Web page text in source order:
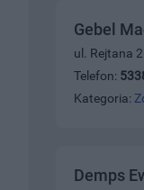
Gebel
ul. Rejtana
Telefon:
Kategoria:
Demps